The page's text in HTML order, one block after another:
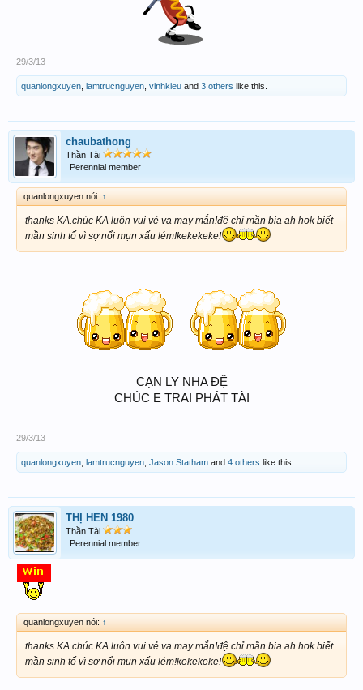
29/3/13
quanlongxuyen lamtrucnguyen vinhkieu and 3 others like this.
chaubathong
Thần Tài
Perennial member
quanlongxuyen nói: ↑
thanks KA.chúc KA luôn vui vẻ va may mắn!đệ chỉ mần bia ah hok biết
mần sinh tố vì sợ nổi mụn xấu lém!kekekeke!
CẠN LY NHA ĐỆ
CHÚC E TRAI PHÁT TÀI
29/3/13
quanlongxuyen lamtrucnguyen Jason Statham and 4 others like this.
THỊ HẾN 1980
Thần Tài
Perennial member
quanlongxuyen nói: ↑
thanks KA.chúc KA luôn vui vẻ va may mắn!đệ chỉ mần bia ah hok biết
mần sinh tố vì sợ nổi mụn xấu lém!kekekeke!